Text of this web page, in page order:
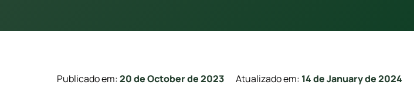
Publicado em:20 de October de 2023 Atualizado em: 14 de January de 2024